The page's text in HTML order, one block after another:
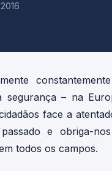
segurança – na
face a
e obriga-
todos os campos.